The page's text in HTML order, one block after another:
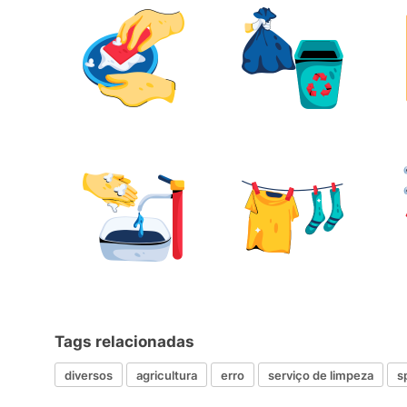
Tags relacionadas
diversos agricultura erro serviço de limpeza